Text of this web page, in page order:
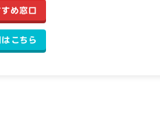
め窓口
こちら